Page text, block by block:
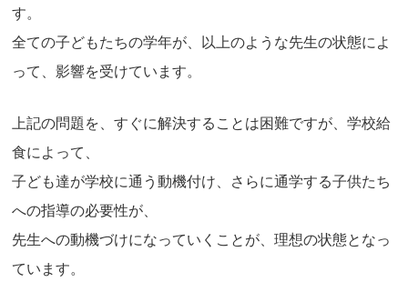
す。
全ての子どもたちの学年が、以上のような先生の状態によ
って、影響を受けています。
上記の問題を、すぐに解決することは困難ですが、学校給
食によって、
子ども達が学校に通う動機付け、さらに通学する子供たち
への指導の必要性が、
先生への動機づけになっていくことが、理想の状態となっ
ています。